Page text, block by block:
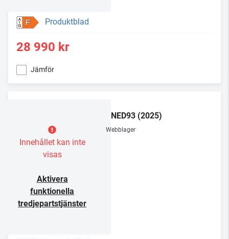
F Produktblad
28 990 kr
Jämför
Innehållet kan inte
visas
Aktivera
funktionella
tredjepartstjänster
85QNED93 (2025)
Webblager